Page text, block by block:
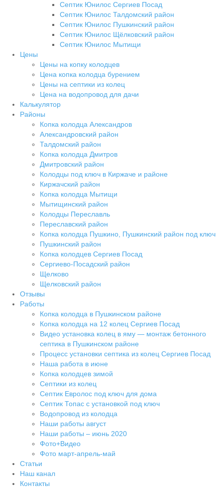
Септик Юнилос Сергиев Посад
Септик Юнилос Талдомский район
Септик Юнилос Пушкинский район
Септик Юнилос Щёлковский район
Септик Юнилос Мытищи
Цены
Цены на копку колодцев
Цена копка колодца бурением
Цены на септики из колец
Цена на водопровод для дачи
Калькулятор
Районы
Копка колодца Александров
Александровский район
Талдомский район
Копка колодца Дмитров
Дмитровский район
Колодцы под ключ в Киржаче и районе
Киржачский район
Копка колодца Мытищи
Мытищинский район
Колодцы Переславль
Переславский район
Копка колодца Пушкино, Пушкинский район под ключ
Пушкинский район
Копка колодцев Сергиев Посад
Сергиево-Посадский район
Щелково
Щелковский район
Отзывы
Работы
Копка колодца в Пушкинском районе
Копка колодца на 12 колец Сергиев Посад
Видео установка колец в яму — монтаж бетонного
септика в Пушкинском районе
Процесс установки септика из колец Сергиев Посад
Наша работа в июне
Копка колодцев зимой
Септики из колец
Септик Евролос под ключ для дома
Септик Топас с установкой под ключ
Водопровод из колодца
Наши работы август
Наши работы – июнь 2020
Фото+Видео
Фото март-апрель-май
Статьи
Наш канал
Контакты